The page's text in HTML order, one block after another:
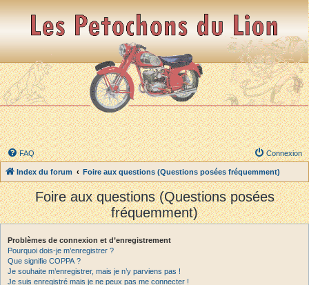
FAQ Connexion
Index du forum Foire aux questions (Questions posées fréquemment)
Foire aux questions (Questions posées
fréquemment)
Problèmes de connexion et d’enregistrement
Pourquoi dois-je m’enregistrer ?
Que signifie COPPA ?
Je souhaite m’enregistrer, mais je n’y parviens pas !
Je suis enregistré mais je ne peux pas me connecter !